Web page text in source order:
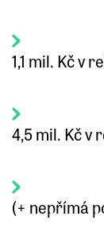
1,1 mil. Kč v
4,5 mil. Kč v
(+ nepřímá